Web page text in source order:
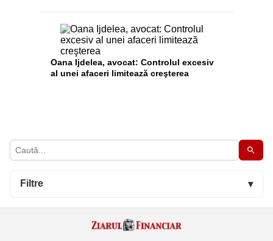
Filtre ▾
Oana Ijdelea, avocat: Controlul excesiv
al unei afaceri limitează creşterea